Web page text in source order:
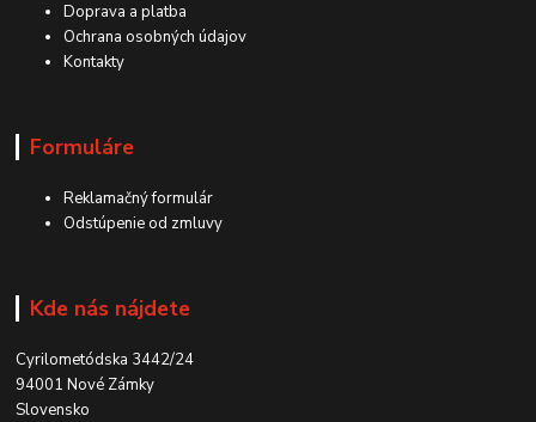
Doprava a platba
Ochrana osobných údajov
Kontakty
Formuláre
Reklamačný formulár
Odstúpenie od zmluvy
Kde nás nájdete
Cyrilometódska 3442/24
94001 Nové Zámky
Slovensko